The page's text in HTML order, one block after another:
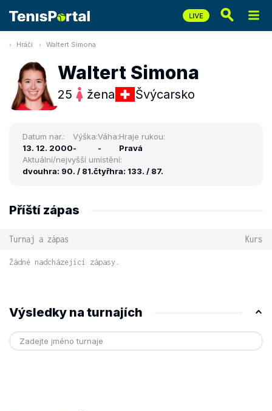
Hráči Waltert Simona
Waltert Simona
25 žena Švýcarsko
Datum nar.:
13. 12. 2000
Výška:
-
Váha:
-
Hraje rukou:
Pravá
Aktuální/nejvyšší umístění:
dvouhra: 90. / 81.čtyřhra: 133. / 87.
Příští zápas
Turnaj a zápas Kurs
Žádné nadcházející zápasy.
Výsledky na turnajích